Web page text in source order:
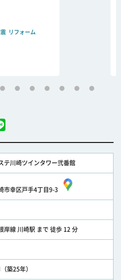
リフォーム
テ川崎ツインタワー弐番館
市幸区戸手4丁目9-3
岸線 川崎駅 まで 徒歩 12 分
築25年）